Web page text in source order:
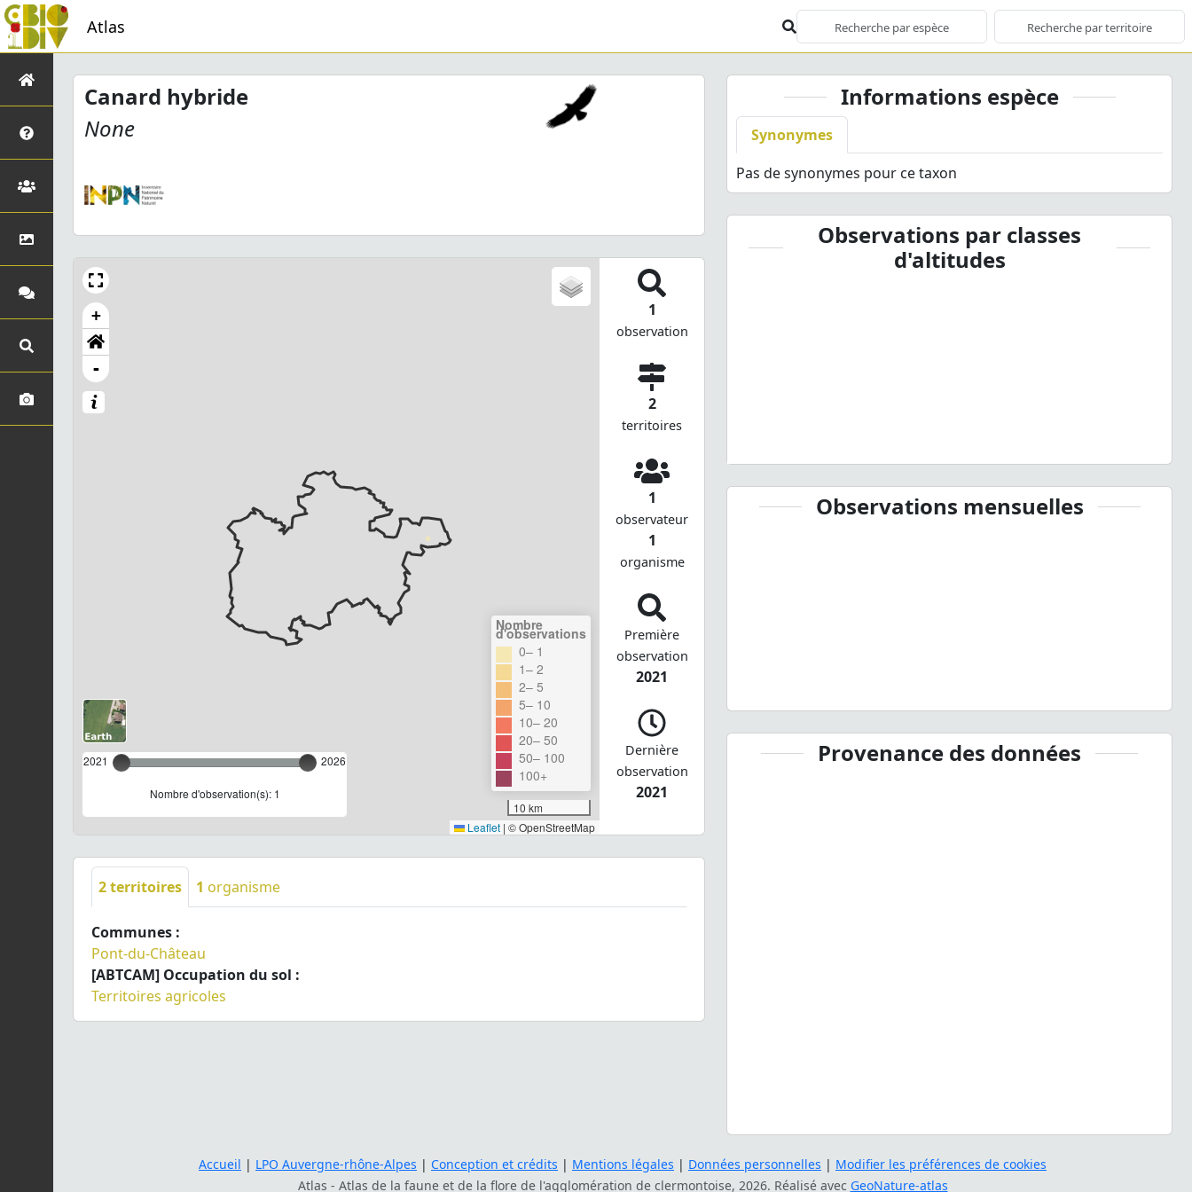
Atlas
Canard hybride
None
+
-
2021 2026
Nombre d'observation(s): 1
Nombre
d'observations
0– 1
1– 2
2– 5
5– 10
10– 20
20– 50
50– 100
100+
10 km
Leaflet | © OpenStreetMap
1
observation
2
territoires
1
observateur
1
organisme
Première
observation
2021
Dernière
observation
2021
2territoires 1 organisme
Communes :
Pont-du-Château
[ABTCAM] Occupation du sol :
Territoires agricoles
Informations espèce
Synonymes
Pas de synonymes pour ce taxon
Observations par classes
d'altitudes
Observations mensuelles
Provenance des données
Accueil | LPO Auvergne-rhône-Alpes | Conception et crédits | Mentions légales | Données personnelles | Modifier les préférences de cookies
Atlas - Atlas de la faune et de la flore de l'agglomération de clermontoise, 2026. Réalisé avec GeoNature-atlas